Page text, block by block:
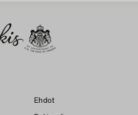
Ehdot